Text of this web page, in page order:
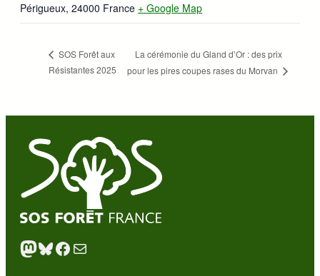
Périgueux, 24000 France + Google Map
SOS Forêt aux
Résistantes 2025
La cérémonie du Gland d’Or : des prix
pour les pires coupes rases du Morvan
Mastodon Bluesky Facebook E-mail